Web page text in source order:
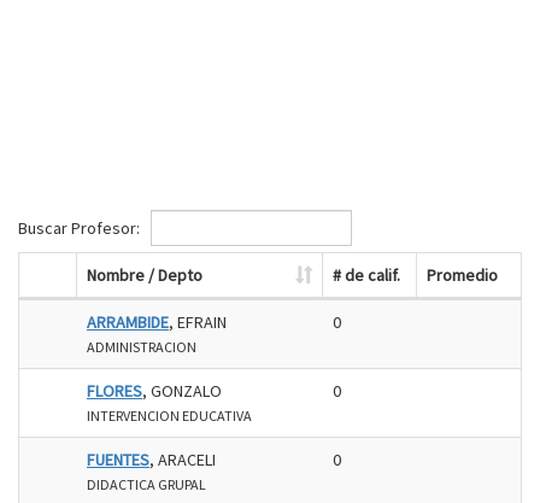
Buscar Profesor:
Nombre / Depto # de calif. Promedio
ARRAMBIDE, EFRAIN
ADMINISTRACION
0
FLORES, GONZALO
INTERVENCION EDUCATIVA
0
FUENTES, ARACELI
DIDACTICA GRUPAL
0